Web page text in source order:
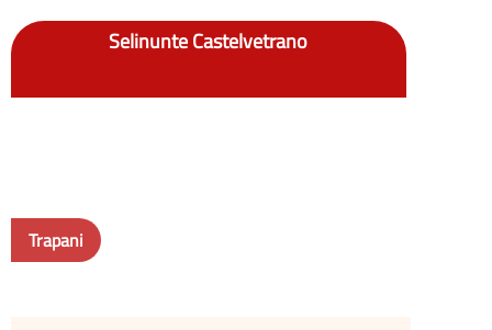
Selinunte Castelvetrano
Trapani